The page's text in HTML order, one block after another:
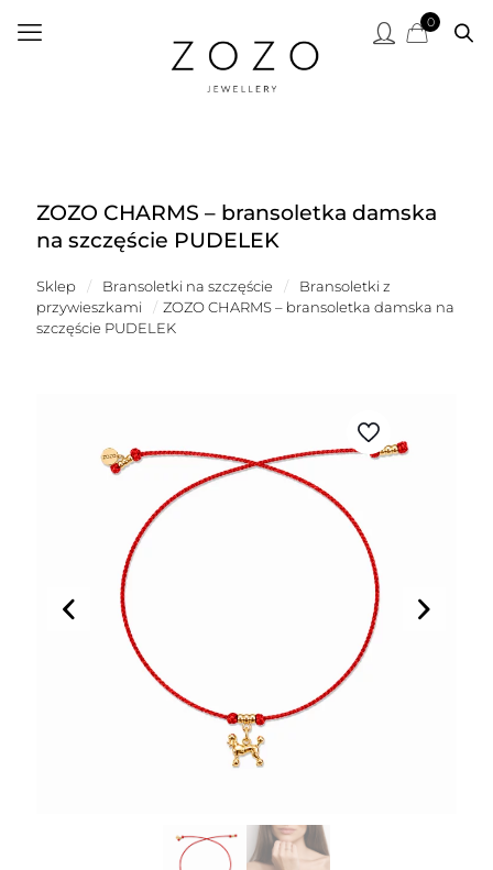
0
ZOZO CHARMS – bransoletka damska
na szczęście PUDELEK
Sklep / Bransoletki na szczęście /
Bransoletki z
przywieszkami
/ ZOZO CHARMS – bransoletka damska na
szczęście PUDELEK